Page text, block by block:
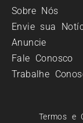
Sobre Nós
Envie sua
Anuncie
Fale Conosco
Trabalhe
Termos e